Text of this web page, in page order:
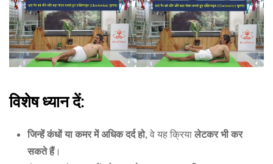
विशेष ध्यान दें:
जिन्हें कंधों या कमर में अधिक दर्द हो, वे यह क्रियालेटकर भी कर
सकते हैं।